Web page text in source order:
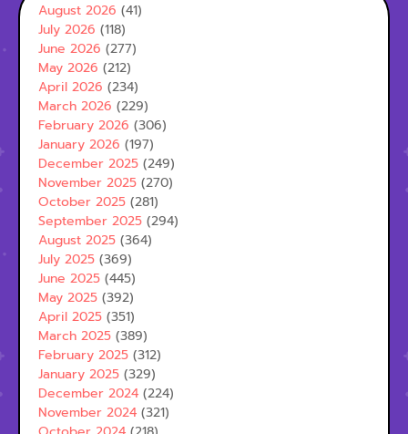
August 2026 (41)
July 2026 (118)
June 2026 (277)
May 2026 (212)
April 2026 (234)
March 2026 (229)
February 2026 (306)
January 2026 (197)
December 2025 (249)
November 2025 (270)
October 2025 (281)
September 2025 (294)
August 2025 (364)
July 2025 (369)
June 2025 (445)
May 2025 (392)
April 2025 (351)
March 2025 (389)
February 2025 (312)
January 2025 (329)
December 2024 (224)
November 2024 (321)